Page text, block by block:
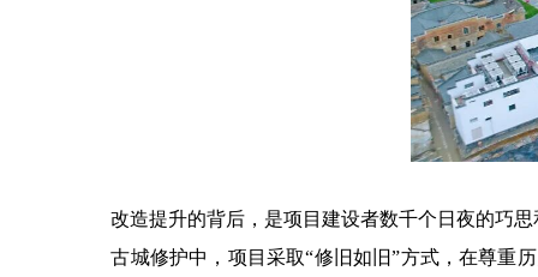
改造提升的背后，是项目建设者数千个日夜的巧思
古城修护中，项目采取“修旧如旧”方式，在尊重历